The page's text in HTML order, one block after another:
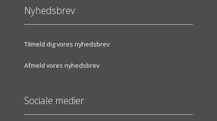
Nyhedsbrev
Tilmeld dig vores nyhedsbrev
Afmeld vores nyhedsbrev
Sociale medier